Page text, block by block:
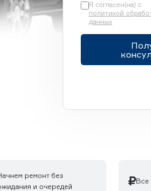
Я согласен(на) с
политикой
данных
ремонт без
и очередей
Все